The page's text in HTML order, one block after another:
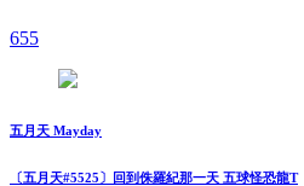
655
五月天 Mayday
〔五月天#5525〕回到侏羅紀那一天 五球怪恐龍T